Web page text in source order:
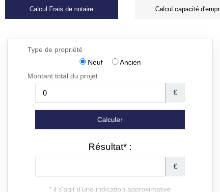
Calcul Frais de notaire Calcul capacité